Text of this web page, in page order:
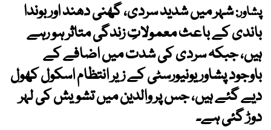
پشاور:شہر میں شدید سردی، گھنی دھند اور بوندا
باندی کے باعث معمولاتِ زندگی متاثر ہو رہے
ہیں، جبکہ سردی کی شدت میں اضافے کے
باوجود پشاور یونیورسٹی کے زیر انتظام اسکول کھول
دیے گئے ہیں، جس پر والدین میں تشویش کی لہر
دوڑ گئی ہے۔